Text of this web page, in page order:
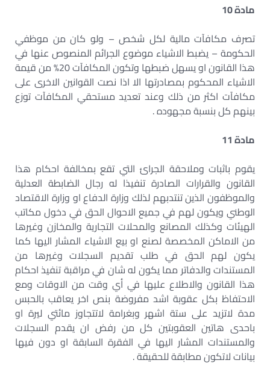
مادة 10
تصرف مكافآت مالية لكل شخص – ولو كان من موظفي
الحكومة – يضبط الاشياء موضوع الجرائم المنصوص عنها في
هذا القانون او يسهل ضبطها وتكون المكافآت 20% من قيمة
الاشياء المحكوم بمصادرتها الا اذا نصت القوانين الاخرى على
مكافآت اكثر من ذلك وعند تعديد مستحقي المكافآت توزع
بينهم كل بنسبة مجهوده .
مادة 11
يقوم باثبات وملاحقة الجرائ التي تقع بمخالفة احكام هذا
القانون والقرارات الصادرة تنفيذا له رجال الضابطة العدلية
والموظفون الذين تنتدبهم لذلك وزارة الدفاع او وزارة الاقتصاد
الوطني ويكون لهم في جميع الاحوال الحق في دخول مكاتب
الهيئات وكذلك المصانع والمحلات التجارية والمخازن وغيرها
من الاماكن المخصصة لصنع او بيع الاشياء المشار اليها كما
يكون لهم الحق في طلب تقديم السجلات وغيرها من
المستندات والدفاتر مما يكون له شان في مراقبة تنفيذ احكام
هذا القانون والاطلاع عليها في أي وقت من الاوقات ومع
الاحتفاظ بكل عقوبة اشد مفروضة بنص اخر يعاقب بالحبس
مدة لاتزيد على ستة اشهر وبغرامة لاتتجاوز مائتي ليرة او
باحدى هاتين العقوبتين كل من رفض ان يقدم السجلات
والمستندات المشار اليها في الفقرة السابقة او دون فيها
بيانات لاتكون مطابقة للحقيقة .